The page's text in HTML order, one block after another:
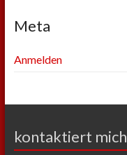
Meta
Anmelden
kontaktiert mich